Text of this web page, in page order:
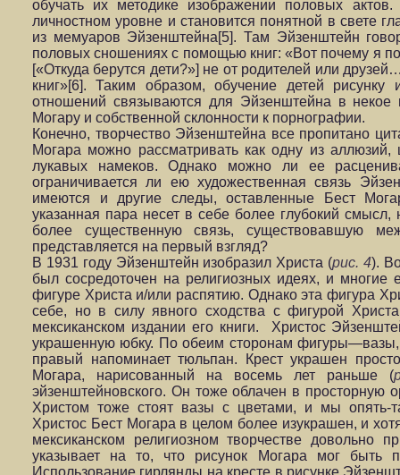
обучать их методике изображении половых
личностном уровне и становится понятной в свете
из мемуаров Эйзенштейна[5]. Там Эйзенштейн
половых сношениях с помощью книг: «Вот почему я
[«Откуда берутся дети?»] не от родителей или
книг»[6]. Таким образом, обучение детей рисунку
отношений связываются для Эйзенштейна в некое
Могару и собственной склонности к порнографии.
Конечно, творчество Эйзенштейна все пропитано
Могара можно рассматривать как одну из
лукавых намеков. Однако можно ли ее
ограничивается ли ею художественная связь
имеются и другие следы, оставленные Бест
указанная пара несет в себе более глубокий смысл,
более существенную связь, существовавшую
представляется на первый взгляд?
В 1931 году Эйзенштейн изобразил Христа (рис. 4).
был сосредоточен на религиозных идеях, и
фигуре Христа и/или распятию. Однако эта фигура
себе, но в силу явного сходства с фигурой
мексиканском издании его книги. Христос
украшенную юбку. По обеим сторонам
правый напоминает тюльпан. Крест украшен
Могара, нарисованный на восемь лет раньше (
эйзенштейновского. Он тоже облачен в просторную
Христом тоже стоят вазы с цветами, и мы опять-
Христос Бест Могара в целом более изукрашен, и
мексиканском религиозном творчестве довольно
указывает на то, что рисунок Могара мог быть
Использование гирлянды на кресте в рисунке